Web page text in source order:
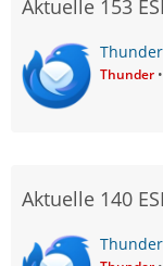
Aktuelle 153
Thunder
Aktuelle 140